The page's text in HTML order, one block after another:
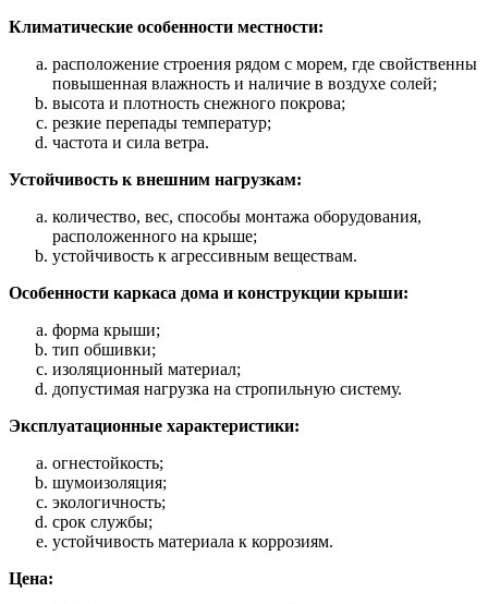
Климатические особенности местности:
расположение строения рядом с морем, где свойственны
повышенная влажность и наличие в воздухе солей;
высота и плотность снежного покрова;
резкие перепады температур;
частота и сила ветра.
Устойчивость к внешним нагрузкам:
количество, вес, способы монтажа оборудования,
расположенного на крыше;
устойчивость к агрессивным веществам.
Особенности каркаса дома и конструкции крыши:
форма крыши;
тип обшивки;
изоляционный материал;
допустимая нагрузка на стропильную систему.
Эксплуатационные характеристики:
огнестойкость;
шумоизоляция;
экологичность;
срок службы;
устойчивость материала к коррозиям.
Цена: